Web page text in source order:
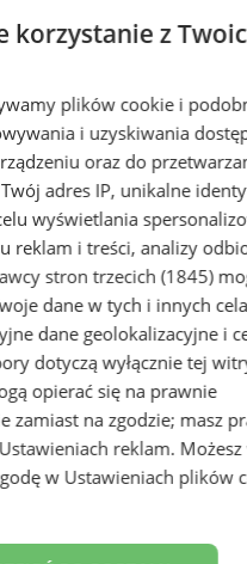
się martwić o pracę?
w
o kierunkach
mechanik
czy piekarz.
złoto – zdobądź go ze
w mieście
prezentacji firm.
www -
korzystanie z
plików cookie i
i uzyskiwania
oraz do
adres IP, unikalne
wyświetlania
reklam i treści, analizy
stron trzecich (1845)
dane w tych i innych
dane geolokalizacyjne i
dotyczą wyłącznie tej
opierać się na prawnie
zamiast na zgodzie; masz
Ustawieniach reklam.
w Ustawieniach plików